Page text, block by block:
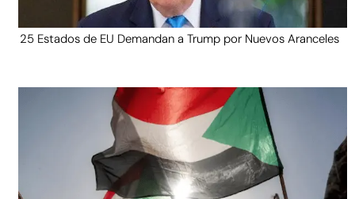
25 Estados de EU Demandan a Trump por Nuevos Aranceles